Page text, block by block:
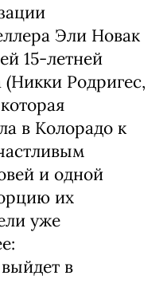
Эли Новак
15-летней
Родригес,
в Колорадо к
и одной
их
уже
в